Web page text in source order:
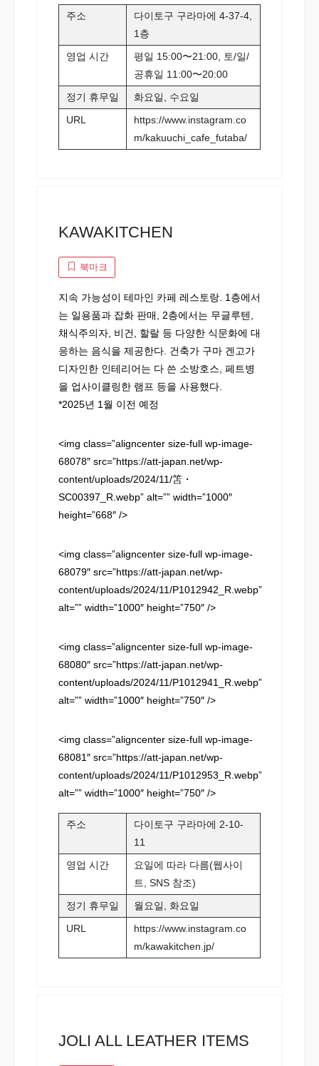
주소
다이토구 구라마에 4-37-4,
1층
영업 시간
평일 15:00〜21:00, 토/일/
공휴일 11:00〜20:00
정기 휴무일
화요일, 수요일
URL
https://www.instagram.co
m/kakuuchi_cafe_futaba/
KAWAKITCHEN
북마크
지속 가능성이 테마인 카페 레스토랑. 1층에서
는 일용품과 잡화 판매, 2층에서는 무글루텐,
채식주의자, 비건, 할랄 등 다양한 식문화에 대
응하는 음식을 제공한다. 건축가 구마 겐고가
디자인한 인테리어는 다 쓴 소방호스, 페트병
을 업사이클링한 램프 등을 사용했다.
*2025년 1월 이전 예정
<img class=”aligncenter size-full wp-image-
68078″ src=”https://att-japan.net/wp-
content/uploads/2024/11/笘・
SC00397_R.webp” alt=”” width=”1000″
height=”668″ />
<img class=”aligncenter size-full wp-image-
68079″ src=”https://att-japan.net/wp-
content/uploads/2024/11/P1012942_R.webp”
alt=”” width=”1000″ height=”750″ />
<img class=”aligncenter size-full wp-image-
68080″ src=”https://att-japan.net/wp-
content/uploads/2024/11/P1012941_R.webp”
alt=”” width=”1000″ height=”750″ />
<img class=”aligncenter size-full wp-image-
68081″ src=”https://att-japan.net/wp-
content/uploads/2024/11/P1012953_R.webp”
alt=”” width=”1000″ height=”750″ />
주소
다이토구 구라마에 2-10-
11
영업 시간
요일에 따라 다름(웹사이
트, SNS 참조)
정기 휴무일
월요일, 화요일
URL
https://www.instagram.co
m/kawakitchen.jp/
JOLI ALL LEATHER ITEMS